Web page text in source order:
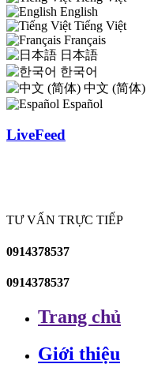
English
Tiếng Việt
Français
日本語
한국어
中文 (简体)
Español
LiveFeed
TƯ VẤN TRỰC TIẾP
0914378537
0914378537
Trang chủ
Giới thiệu